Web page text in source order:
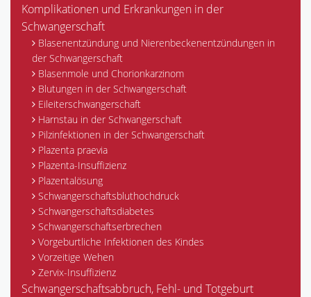
Komplikationen und Erkrankungen in der
Schwangerschaft
Blasenentzündung und Nierenbeckenentzündungen in
der Schwangerschaft
Blasenmole und Chorionkarzinom
Blutungen in der Schwangerschaft
Eileiterschwangerschaft
Harnstau in der Schwangerschaft
Pilzinfektionen in der Schwangerschaft
Plazenta praevia
Plazenta-Insuffizienz
Plazentalösung
Schwangerschaftsbluthochdruck
Schwangerschaftsdiabetes
Schwangerschaftserbrechen
Vorgeburtliche Infektionen des Kindes
Vorzeitige Wehen
Zervix-Insuffizienz
Schwangerschaftsabbruch, Fehl- und Totgeburt